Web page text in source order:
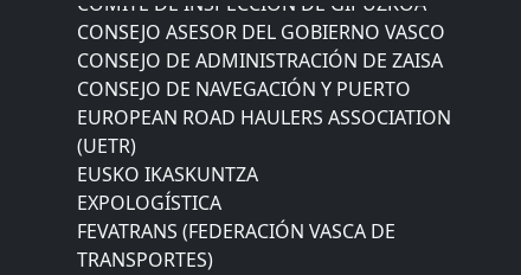
CONSEJO ASESOR DEL GOBIERNO VASCO
CONSEJO DE ADMINISTRACIÓN DE ZAISA
CONSEJO DE NAVEGACIÓN Y PUERTO
EUROPEAN ROAD HAULERS ASSOCIATION
(UETR)
EUSKO IKASKUNTZA
EXPOLOGÍSTICA
FEVATRANS (FEDERACIÓN VASCA DE
TRANSPORTES)